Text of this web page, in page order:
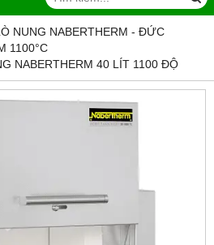
NUNG NABERTHERM - ĐỨC
1100°C
NABERTHERM 40 LÍT 1100 ĐỘ